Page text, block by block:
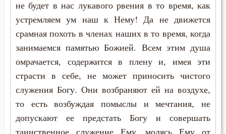
не будет в нас лукавого рвения в то время, как
устремляем ум наш к Нему! Да не движется
срамная похоть в членах наших в то время, когда
занимаемся памятью Божией. Всем этим душа
омрачается, содержится в плену и, имея эти
страсти в себе, не может приносить чистого
служения Богу. Они возбраняют ей на воздухе,
то есть возбуждая помыслы и мечтания, не
допускают ее предстать Богу и совершать